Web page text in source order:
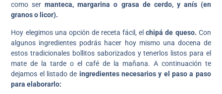
como sermanteca, margarina o grasa de cerdo, y anís (en
granos o licor).
Hoy elegimos una opción de receta fácil, el chipá de queso. Con
algunos ingredientes podrás hacer hoy mismo una docena de
estos tradicionales bollitos saborizados y tenerlos listos para el
mate de la tarde o el café de la mañana. A continuación te
dejamos el listado de ingredientes necesarios y el paso a paso
para elaborarlo: